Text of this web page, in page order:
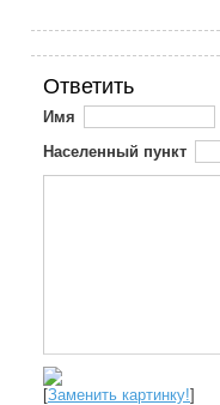
Ответить
Имя
Населенный пункт
[Заменить картинку!]